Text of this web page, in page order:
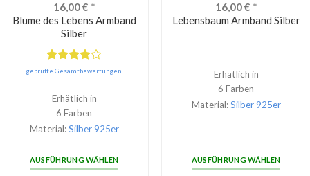
16,00€ *
Blume des Lebens Armband
Silber
Bewertet
von 5
geprüfte Gesamtbewertungen
Erhätlich in
6 Farben
Material:Silber 925er
AUSFÜHRUNG WÄHLEN
16,00€ *
Lebensbaum Armband Silber
Erhätlich in
6 Farben
Material:Silber 925er
AUSFÜHRUNG WÄHLEN